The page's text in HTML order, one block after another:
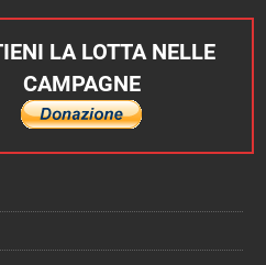
LA LOTTA NELLE
CAMPAGNE